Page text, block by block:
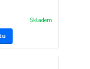
Skladem